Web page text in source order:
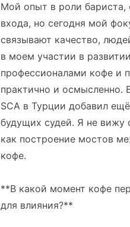
Мой опыт в роли бариста,
входа, но сегодня мой
связывают качество,
в моем участии в
профессионалами кофе и
практично и осмысленно.
SCA в Турции добавил
будущих судей. Я не вижу
как построение мостов
кофе.
**В какой момент кофе
для влияния?**